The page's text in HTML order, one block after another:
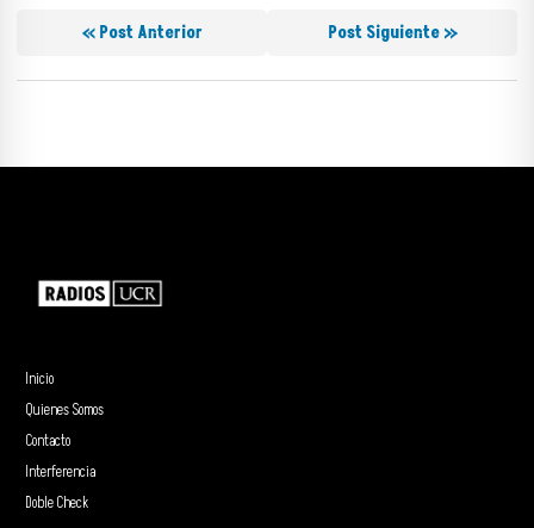
« Post Anterior Post Siguiente »
Inicio
Quienes Somos
Contacto
Interferencia
Doble Check